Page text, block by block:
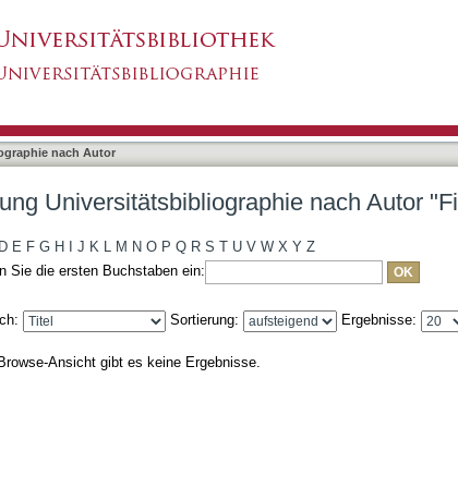
nach Autor
Universitätsbibliographie nach Autor
D E F G H J K L M N O P Q R S T U V W X Y Z
Sie die ersten Buchstaben ein:
Sortierung: Ergebnisse:
Ansicht gibt es keine Ergebnisse.